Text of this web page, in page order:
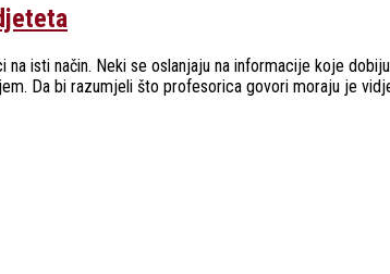
na isti način. Neki se oslanjaju na informacije koje
Da bi razumjeli što profesorica govori moraju je